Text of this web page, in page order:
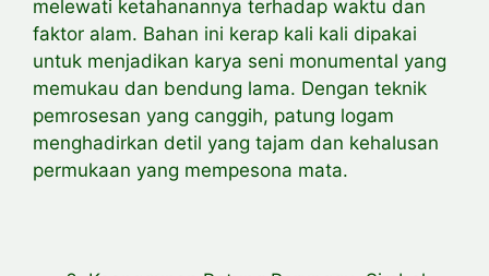
melewati ketahanannya terhadap waktu dan
faktor alam. Bahan ini kerap kali kali dipakai
untuk menjadikan karya seni monumental yang
memukau dan bendung lama. Dengan teknik
pemrosesan yang canggih, patung logam
menghadirkan detil yang tajam dan kehalusan
permukaan yang mempesona mata.